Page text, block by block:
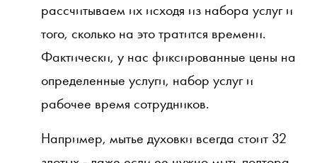
рассчитываем их исходя из набора услуг и
того, сколько на это тратится времени.
Фактически, у нас фиксированные цены на
определенные услуги, набор услуг и
рабочее время сотрудников.
Например, мытье духовки всегда стоит 32